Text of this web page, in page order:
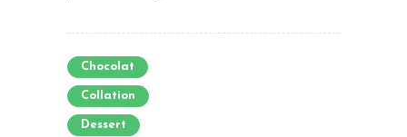
Chocolat
Collation
Dessert